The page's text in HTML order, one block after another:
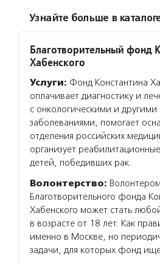
Узнайте больше в
Благотворительный фонд
Хабенского
Услуги: Фонд Константина
оплачивает диагностику и
с онкологическими и
заболеваниями, помогает
отделения российских
организует
детей, победивших рак.
Волонтерство: Волонтером
Благотворительного фонда
Хабенского может стать
в возрасте от 18 лет. Как
именно в Москве, но
задачи, для которых фонд